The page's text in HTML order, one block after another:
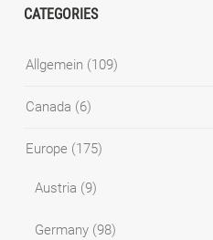
CATEGORIES
Allgemein (109)
Canada (6)
Europe (175)
Austria (9)
Germany (98)